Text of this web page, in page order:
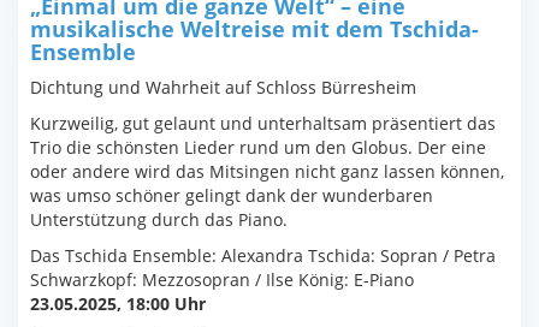
„Einmal um die ganze Welt“ – eine
musikalische Weltreise mit dem Tschida-
Ensemble
Dichtung und Wahrheit auf Schloss Bürresheim
Kurzweilig, gut gelaunt und unterhaltsam präsentiert das
Trio die schönsten Lieder rund um den Globus. Der eine
oder andere wird das Mitsingen nicht ganz lassen können,
was umso schöner gelingt dank der wunderbaren
Unterstützung durch das Piano.
Das Tschida Ensemble: Alexandra Tschida: Sopran / Petra
Schwarzkopf: Mezzosopran / Ilse König: E-Piano
23.05.2025, 18:00 Uhr